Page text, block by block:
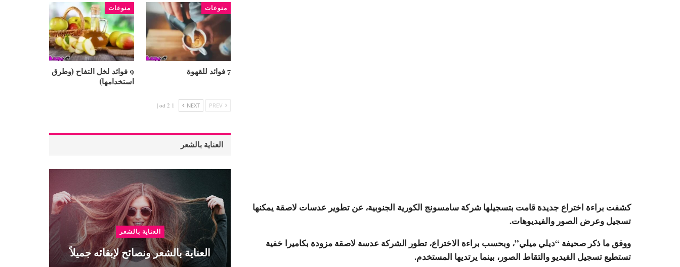
كشفت براءة اختراع جديدة قامت بتسجيلها شركة سامسونج الكورية الجنوبية، عن تطوير عدسات لاصقة يمكنها
تسجيل وعرض الصور والفيديوهات.
ووفق ما ذكر صحيفة “ديلي ميلي”، وبحسب براءة الاختراع، تطور الشركة عدسة لاصقة مزودة بكاميرا خفية
تستطيع تسجيل الفيديو والتقاط الصور، بينما يرتديها المستخدم.
منوعات
7 فوائد للقهوة
منوعات
9 فوائد لخل التفاح (وطرق
استخدامها)
NEXT
1 od 2 |
العناية بالشعر
العناية بالشعر
العناية بالشعر ونصائح لإبقائه جميلاً